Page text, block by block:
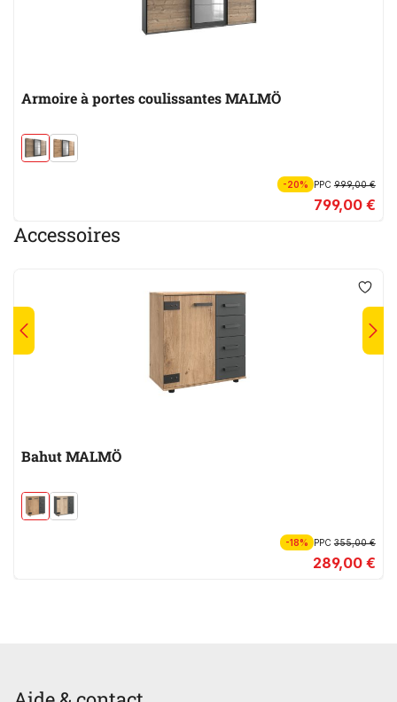
Armoire à portes coulissantes MALMÖ
-20% PPC999,00 €
799,00 €
Accessoires
Bahut MALMÖ
-18% PPC355,00 €
289,00 €